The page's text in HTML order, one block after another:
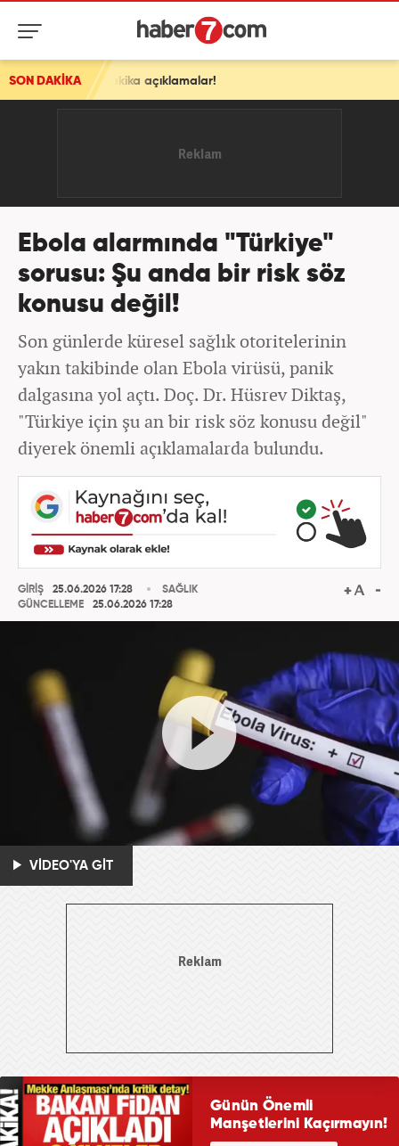
SON DAKİKA
açıklamalar!
Ebola alarmında "Türkiye"
sorusu: Şu anda bir risk söz
konusu değil!
Son günlerde küresel sağlık otoritelerinin
yakın takibinde olan Ebola virüsü, panik
dalgasına yol açtı. Doç. Dr. Hüsrev Diktaş,
"Türkiye için şu an bir risk söz konusu değil"
diyerek önemli açıklamalarda bulundu.
GİRİŞ
25.06.2026 17:28
GÜNCELLEME
25.06.2026 17:28
SAĞLIK
VİDEO'YA GİT